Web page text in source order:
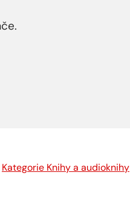
Kategorie Knihy a audioknihy